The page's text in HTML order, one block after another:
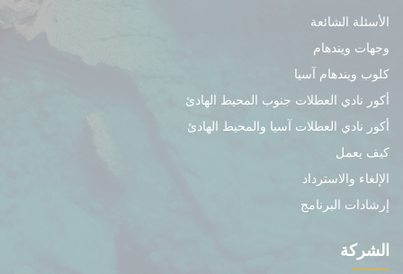
الأسئلة الشائعة
وجهات ويندهام
كلوب ويندهام آسيا
أكور نادي العطلات جنوب المحيط الهادئ
أكور نادي العطلات آسيا والمحيط الهادئ
كيف يعمل
الإلغاء والاسترداد
إرشادات البرنامج
الشركة